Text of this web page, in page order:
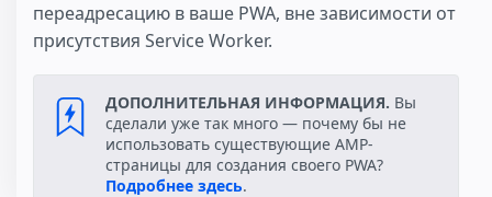
переадресацию в ваше PWA, вне зависимости от
присутствия Service Worker.
ДОПОЛНИТЕЛЬНАЯ ИНФОРМАЦИЯ. Вы
сделали уже так много — почему бы не
использовать существующие AMP-
страницы для создания своего PWA?
Подробнее здесь.